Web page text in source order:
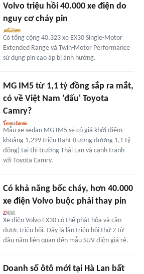
Volvo triệu hồi 40.000 xe điện do
nguy cơ cháy pin
Có tổng cộng 40.323 xe EX30 Single-Motor
Extended Range và Twin-Motor Performance
sử dụng pin cao áp bị ảnh hưởng.
MG IM5 từ 1,1 tỷ đồng sắp ra mắt,
có về Việt Nam 'đấu' Toyota
Camry?
Mẫu xe sedan MG IM5 sẽ có giá khởi điểm
khoảng 1,299 triệu Baht (tương đương 1,1 tỷ
đồng) tại thị trường Thái Lan và cạnh tranh
với Toyota Camry.
Có khả năng bốc cháy, hơn 40.000
xe điện Volvo buộc phải thay pin
Xe điện Volvo EX30 có thể phát hỏa và cần
được triệu hồi. Đây là lần triệu hồi thứ 2 từ
đầu năm liên quan đến mẫu SUV điện giá rẻ.
Doanh số ôtô mới tại Hà Lan bất